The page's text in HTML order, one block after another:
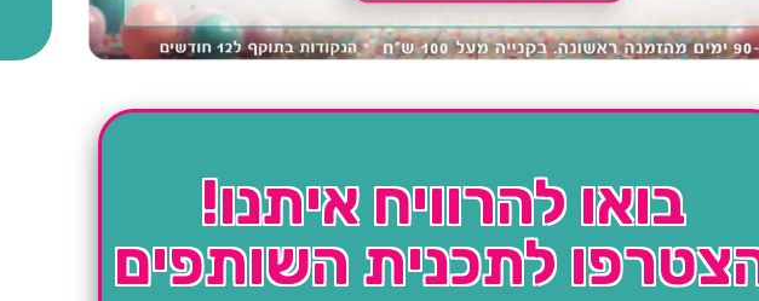
בואו להרוויח איתנו!
לתכנית השותפים